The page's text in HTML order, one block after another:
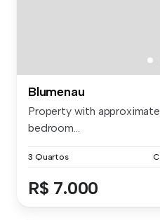
Blumenau
Property with
bedroom...
3 Quartos
R$ 7.000